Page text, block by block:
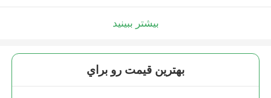
بیشتر ببینید
بهترين قيمت رو براي